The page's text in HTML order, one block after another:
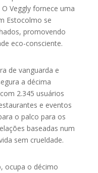
Veggly fornece uma
Estocolmo se
promovendo
eco-consciente.
de vanguarda e
a décima
2.345 usuários
e eventos
o palco para os
baseadas num
sem crueldade.
ocupa o décimo